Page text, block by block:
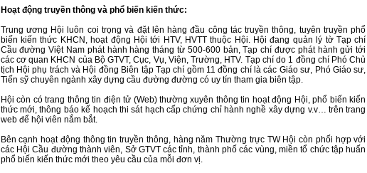
Hoạt động truyền thông và phổ biến kiến thức:
Trung ương Hội luôn coi trọng và đặt lên hàng đầu công tác truyền thông, tuyên truyền phổ
biến kiến thức KHCN, hoạt động Hội tới HTV, HVTT thuộc Hội. Hội đang quản lý tờ Tạp chí
Cầu đường Việt Nam phát hành hàng tháng từ 500-600 bản, Tạp chí được phát hành gửi tới
các cơ quan KHCN của Bộ GTVT, Cục, Vụ, Viện, Trường, HTV. Tạp chí do 1 đồng chí Phó Chủ
tịch Hội phụ trách và Hội đồng Biên tập Tạp chí gồm 11 đồng chí là các Giáo sư, Phó Giáo sư,
Tiến sỹ chuyên ngành xây dựng cầu đường đường có uy tín tham gia biên tập.
Hội còn có trang thông tin điện tử (Web) thường xuyên thông tin hoạt động Hội, phổ biến kiến
thức mới, thông báo kế hoạch thi sát hạch cấp chứng chỉ hành nghề xây dựng v.v… trên trang
web để hội viên nắm bắt.
Bên cạnh hoạt động thông tin truyền thông, hàng năm Thường trực TW Hội còn phối hợp với
các Hội Cầu đường thành viên, Sở GTVT các tỉnh, thành phố các vùng, miền tổ chức tập huấn
phổ biến kiến thức mới theo yêu cầu của mỗi đơn vị.